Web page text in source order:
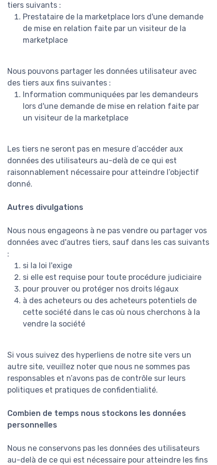
tiers suivants :
Prestataire de la marketplace lors d'une demande
de mise en relation faite par un visiteur de la
marketplace
Nous pouvons partager les données utilisateur avec
des tiers aux fins suivantes :
Information communiquées par les demandeurs
lors d'une demande de mise en relation faite par
un visiteur de la marketplace
Les tiers ne seront pas en mesure d’accéder aux
données des utilisateurs au-delà de ce qui est
raisonnablement nécessaire pour atteindre l’objectif
donné.
Autres divulgations
Nous nous engageons à ne pas vendre ou partager vos
données avec d'autres tiers, sauf dans les cas suivants
:
si la loi l'exige
si elle est requise pour toute procédure judiciaire
pour prouver ou protéger nos droits légaux
à des acheteurs ou des acheteurs potentiels de
cette société dans le cas où nous cherchons à la
vendre la société
Si vous suivez des hyperliens de notre site vers un
autre site, veuillez noter que nous ne sommes pas
responsables et n’avons pas de contrôle sur leurs
politiques et pratiques de confidentialité.
Combien de temps nous stockons les données
personnelles
Nous ne conservons pas les données des utilisateurs
au-delà de ce qui est nécessaire pour atteindre les fins